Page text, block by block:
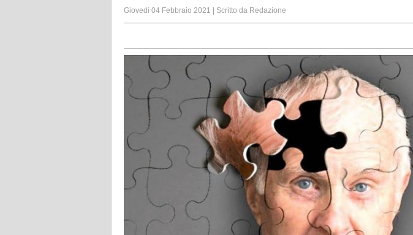
Giovedì 04 Febbraio 2021 | Scritto da Redazione